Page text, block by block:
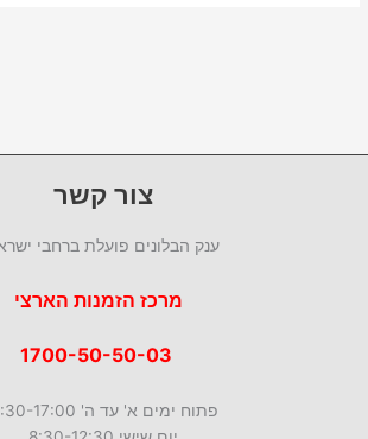
צור קשר
ענק הבלונים פועלת ברחבי
מרכז הזמנות הארצי
פתוח ימים א' עד ה' 9:30-17:00